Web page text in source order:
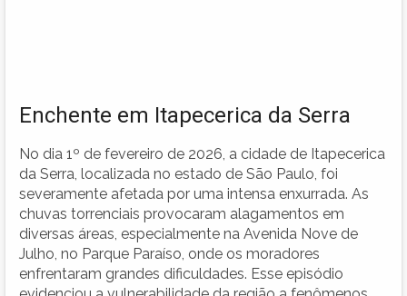
Enchente em Itapecerica da Serra
No dia 1º de fevereiro de 2026, a cidade de Itapecerica
da Serra, localizada no estado de São Paulo, foi
severamente afetada por uma intensa enxurrada. As
chuvas torrenciais provocaram alagamentos em
diversas áreas, especialmente na Avenida Nove de
Julho, no Parque Paraíso, onde os moradores
enfrentaram grandes dificuldades. Esse episódio